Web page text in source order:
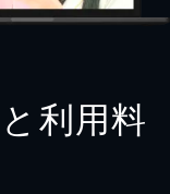
利用料